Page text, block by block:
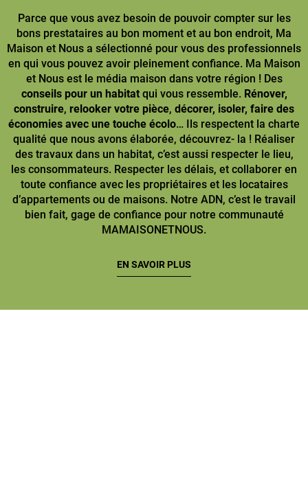
Parce que vous avez besoin de pouvoir compter sur les
bons prestataires au bon moment et au bon endroit, Ma
Maison et Nous a sélectionné pour vous des professionnels
en qui vous pouvez avoir pleinement confiance. Ma Maison
et Nous est le média maison dans votre région ! Des
conseils pour un habitatqui vous ressemble. Rénover,
construire, relooker votre pièce, décorer, isoler, faire des
économies avec une touche écolo… Ils respectent la charte
qualité que nous avons élaborée, découvrez- la ! Réaliser
des travaux dans un habitat, c’est aussi respecter le lieu,
les consommateurs. Respecter les délais, et collaborer en
toute confiance avec les propriétaires et les locataires
d’appartements ou de maisons. Notre ADN, c’est le travail
bien fait, gage de confiance pour notre communauté
MAMAISONETNOUS.
EN SAVOIR PLUS